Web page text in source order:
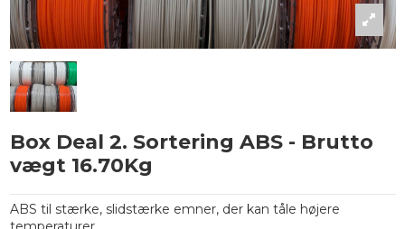
Box Deal 2. Sortering ABS - Brutto
vægt 16.70Kg
ABS til stærke, slidstærke emner, der kan tåle højere